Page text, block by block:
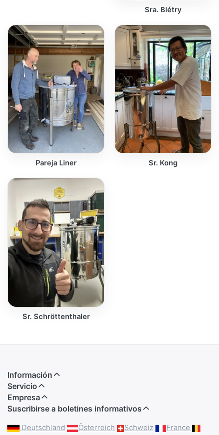
Sra. Blétry
Pareja Liner Sr. Kong
Sr. Schröttenthaler
Información
Servicio
Empresa
Suscribirse a boletines informativos
Deutschland Österreich Schweiz
France